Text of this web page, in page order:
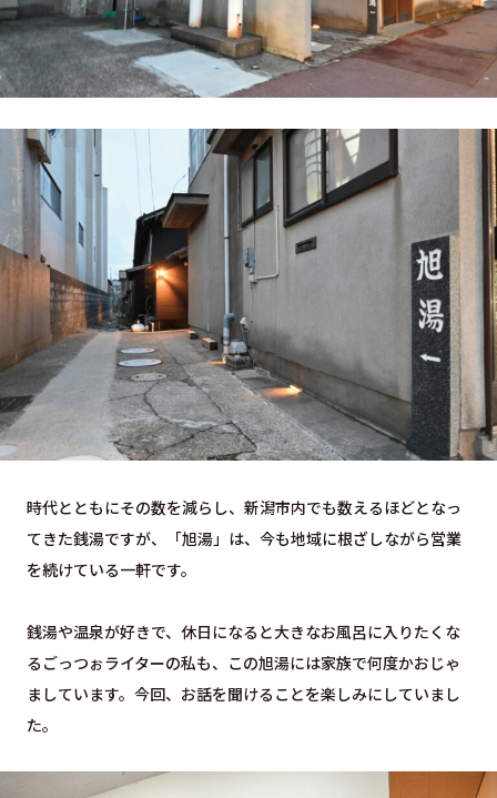
時代とともにその数を減らし、新潟市内でも数えるほどとなっ
てきた銭湯ですが、「旭湯」は、今も地域に根ざしながら営業
を続けている一軒です。
銭湯や温泉が好きで、休日になると大きなお風呂に入りたくな
るごっつぉライターの私も、この旭湯には家族で何度かおじゃ
ましています。今回、お話を聞けることを楽しみにしていまし
た。